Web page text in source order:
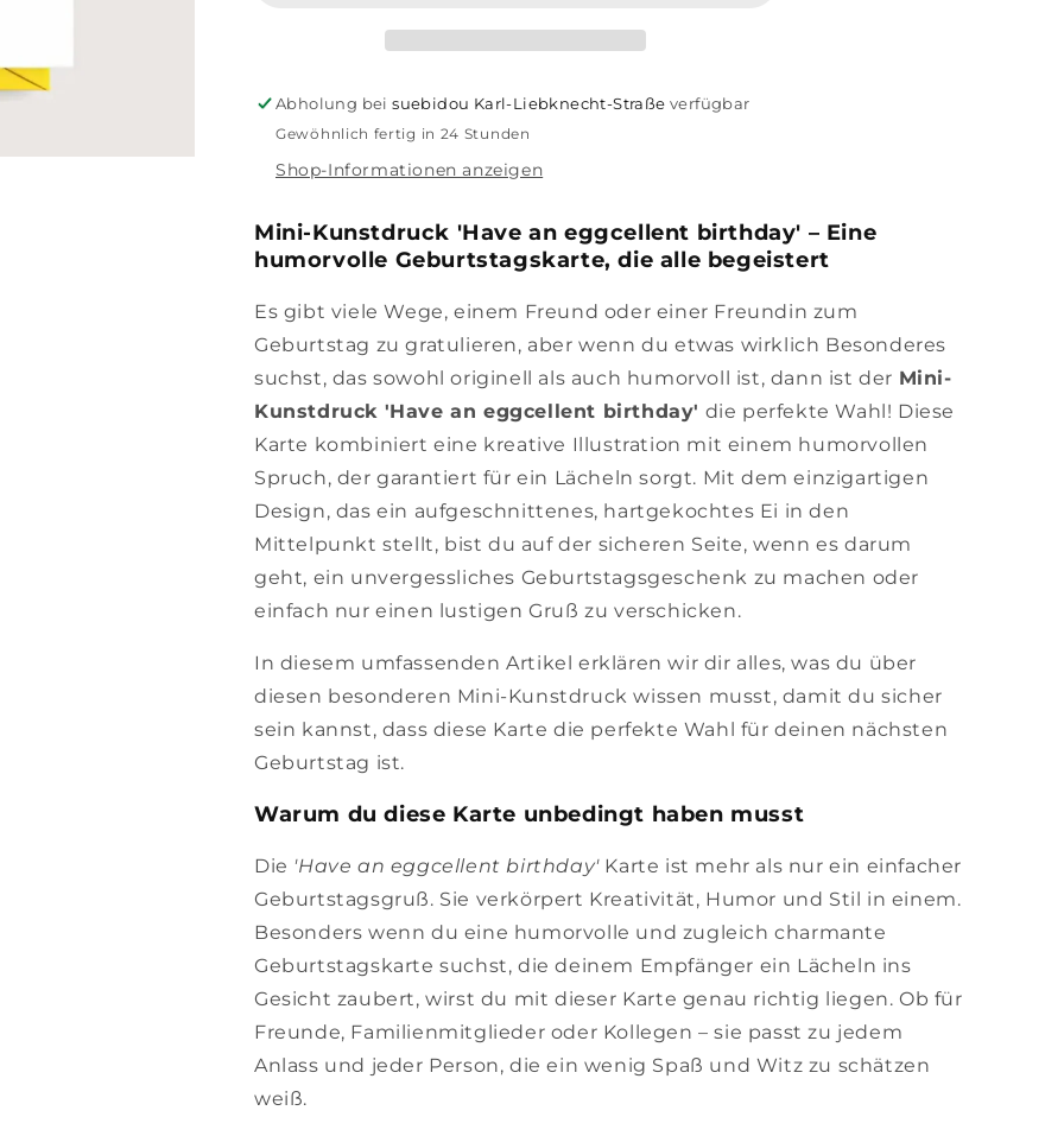
mit
Briefumschlag
mit
Briefumschlag
Abholung beisuebidou Karl-Liebknecht-Straße verfügbar
Gewöhnlich fertig in 24 Stunden
Shop-Informationen anzeigen
Mini-Kunstdruck 'Have an eggcellent birthday' – Eine
humorvolle Geburtstagskarte, die alle begeistert
Es gibt viele Wege, einem Freund oder einer Freundin zum
Geburtstag zu gratulieren, aber wenn du etwas wirklich Besonderes
suchst, das sowohl originell als auch humorvoll ist, dann ist der Mini-
Kunstdruck 'Have an eggcellent birthday' die perfekte Wahl! Diese
Karte kombiniert eine kreative Illustration mit einem humorvollen
Spruch, der garantiert für ein Lächeln sorgt. Mit dem einzigartigen
Design, das ein aufgeschnittenes, hartgekochtes Ei in den
Mittelpunkt stellt, bist du auf der sicheren Seite, wenn es darum
geht, ein unvergessliches Geburtstagsgeschenk zu machen oder
einfach nur einen lustigen Gruß zu verschicken.
In diesem umfassenden Artikel erklären wir dir alles, was du über
diesen besonderen Mini-Kunstdruck wissen musst, damit du sicher
sein kannst, dass diese Karte die perfekte Wahl für deinen nächsten
Geburtstag ist.
Warum du diese Karte unbedingt haben musst
Die 'Have an eggcellent birthday'Karte ist mehr als nur ein einfacher
Geburtstagsgruß. Sie verkörpert Kreativität, Humor und Stil in einem.
Besonders wenn du eine humorvolle und zugleich charmante
Geburtstagskarte suchst, die deinem Empfänger ein Lächeln ins
Gesicht zaubert, wirst du mit dieser Karte genau richtig liegen. Ob für
Freunde, Familienmitglieder oder Kollegen – sie passt zu jedem
Anlass und jeder Person, die ein wenig Spaß und Witz zu schätzen
weiß.